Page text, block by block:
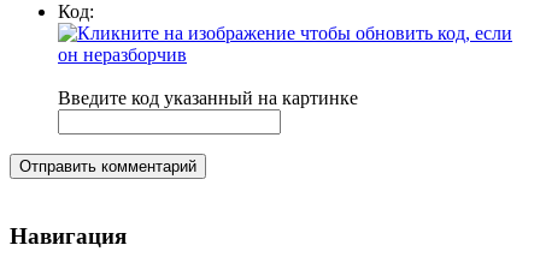
Код:
Введите код указанный на картинке
Отправить комментарий
Навигация